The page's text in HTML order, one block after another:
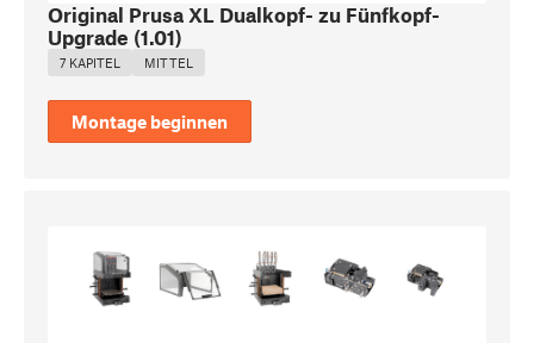
Original Prusa XL Dualkopf- zu Fünfkopf-
Upgrade (1.01)
7 KAPITEL MITTEL
Montage beginnen